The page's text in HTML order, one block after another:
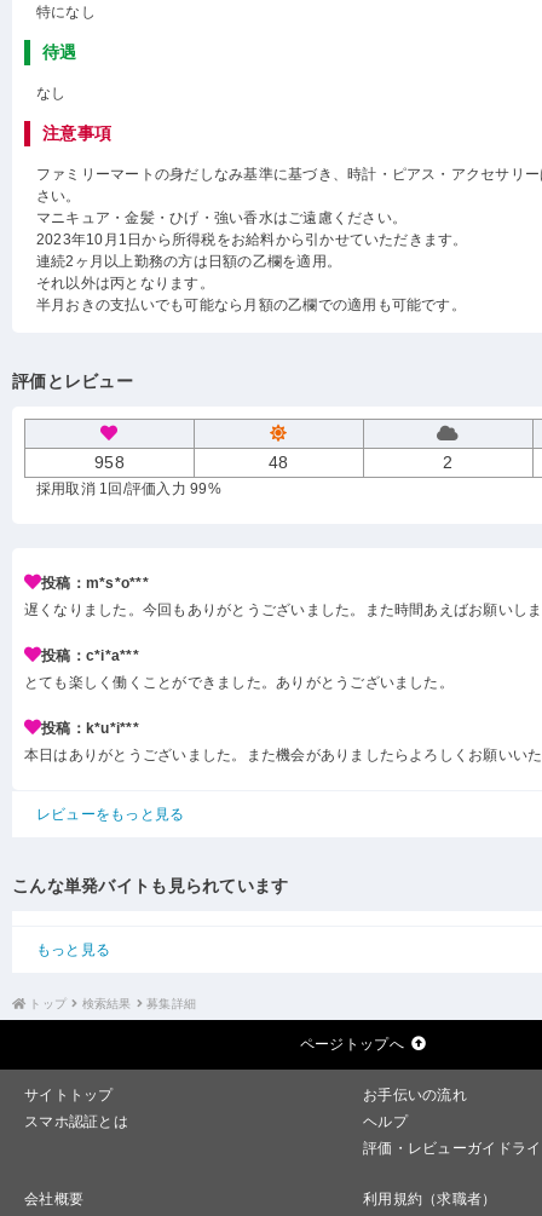
特になし
待遇
なし
注意事項
ファミリーマートの身だしなみ基準に基づき、時計・ピアス・アクセサリ
さい。
マニキュア・金髪・ひげ・強い香水はご遠慮ください。
2023年10月1日から所得税をお給料から引かせていただきます。
連続2ヶ月以上勤務の方は日額の乙欄を適用。
それ以外は丙となります。
半月おきの支払いでも可能なら月額の乙欄での適用も可能です。
評価とレビュー
958 48 2
採用取消 1回 /評価入力 99%
投稿：m*s*o***
遅くなりました。今回もありがとうございました。また時間あえばお願いし
投稿：c*i*a***
とても楽しく働くことができました。ありがとうございました。
投稿：k*u*i***
本日はありがとうございました。また機会がありましたらよろしくお願いい
レビューをもっと見る
こんな単発バイトも見られています
もっと見る
トップ 検索結果 募集詳細
ページトップへ
サイトトップ
お手伝いの流れ
スマホ認証とは
ヘルプ
評価・レビューガイドラ
会社概要
利用規約（求職者）